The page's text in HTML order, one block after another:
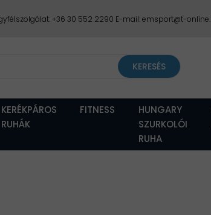
+36 30 552 2290 E-mail: emsport@t-
KERÉKPÁROS
RUHÁK
FITNESS
HUNGARY
SZURKOLÓI
RUHA
KERESÉS